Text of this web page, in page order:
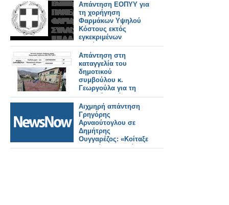
Απάντηση ΕΟΠΥΥ για
τη χορήγηση
Φαρμάκων Υψηλού
Κόστους εκτός
εγκεκριμένων
ενδείξεων
Απάντηση στη
καταγγελία του
δημοτικού
συμβούλου κ.
Γεωργούλα για τη
παιδική χαρά
Αστακού.
Αιχμηρή απάντηση
Γρηγόρης
Αρναούτογλου σε
Δημήτρης
Ουγγαρέζος: «Κοίταξε
τα δικά σου και άσε